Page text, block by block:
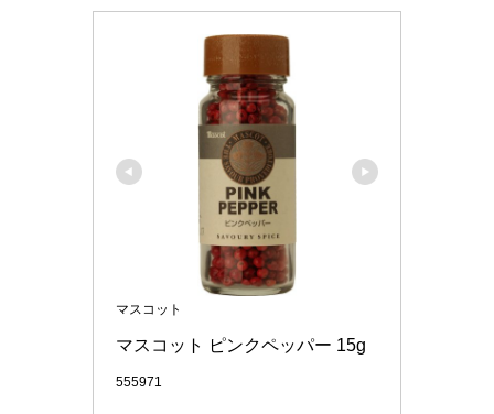
マスコット
マスコット ピンクペッパー 15g
555971